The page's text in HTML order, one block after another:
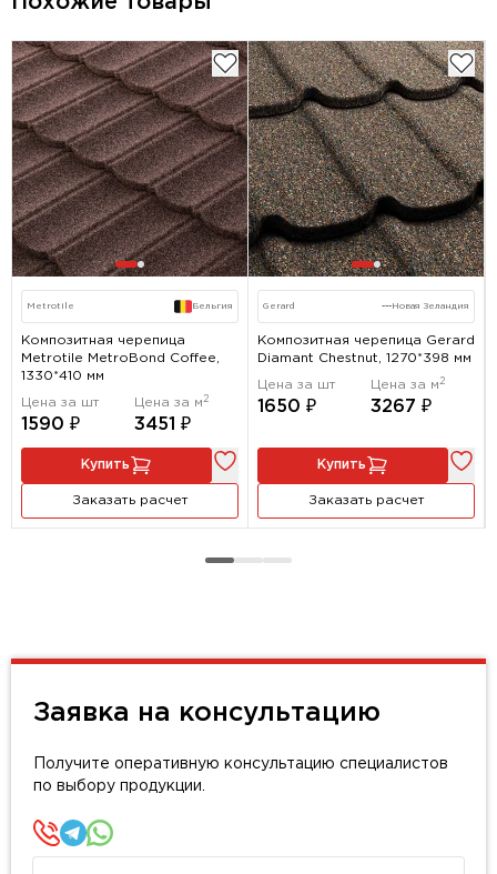
Metrotile Бельгия
Композитная черепица
Metrotile MetroBond Coffee,
1330*410 мм
Цена за шт
1590 ₽
Цена за м 2
3451 ₽
Купить
Заказать расчет
Gerard --- Новая Зеландия
Композитная черепица Gerard
Diamant Chestnut, 1270*398 мм
Цена за шт
1650 ₽
Цена за м 2
3267 ₽
Купить
Заказать расчет
Заявка на консультацию
Получите оперативную консультацию специалистов
по выбору продукции.